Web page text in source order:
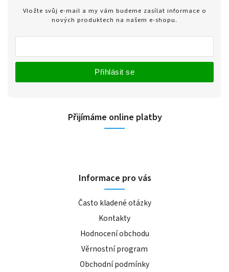
Vložte svůj e-mail a my vám budeme zasílat informace o
nových produktech na našem e-shopu.
Přihlásit se
Přijímáme online platby
Informace pro vás
Často kladené otázky
Kontakty
Hodnocení obchodu
Věrnostní program
Obchodní podmínky